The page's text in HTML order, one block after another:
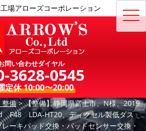
場アローズコーポレーション
問い合わせダイヤル
3628-0545
定休 10:00〜20:00
整備>【整備】静岡県富士市、N様、2019
F48 LDA-HT20、ディクセル製低ダス
ーキパッド交換・パッドセンサー交換・